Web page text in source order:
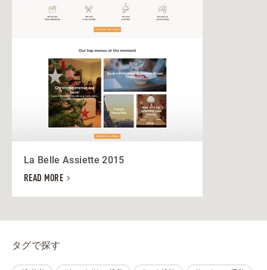
La Belle Assiette 2015
READ MORE
タグで探す